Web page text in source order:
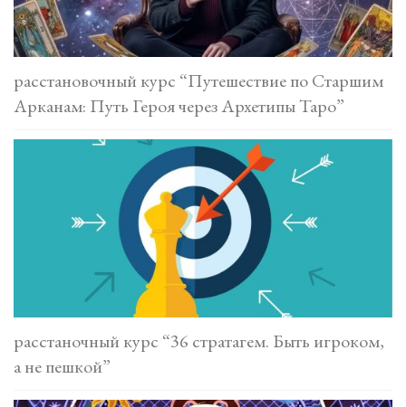
расстановочный курс “Путешествие по Старшим
Арканам: Путь Героя через Архетипы Таро”
расстаночный курс “36 стратагем. Быть игроком,
а не пешкой”